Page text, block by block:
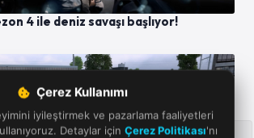
Çerez Kullanımı
iyileştirmek ve pazarlama faaliyetleri
Detaylar için Çerez Politikası'nı
4 ile deniz savaşı başlıyor!